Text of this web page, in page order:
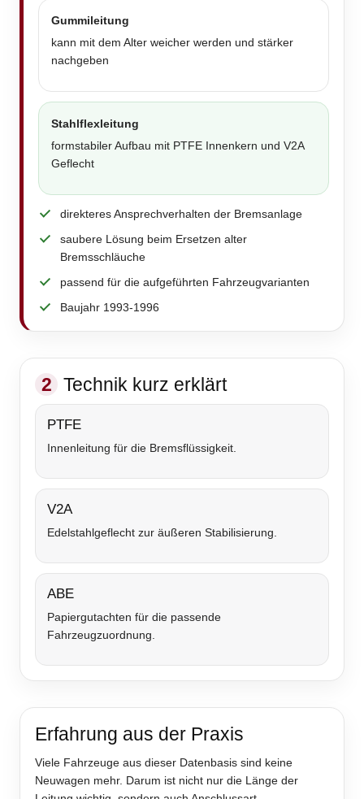
Gummileitung
kann mit dem Alter weicher werden und stärker
nachgeben
Stahlflexleitung
formstabiler Aufbau mit PTFE Innenkern und V2A
Geflecht
direkteres Ansprechverhalten der Bremsanlage
saubere Lösung beim Ersetzen alter
Bremsschläuche
passend für die aufgeführten Fahrzeugvarianten
Baujahr 1993-1996
2 Technik kurz erklärt
PTFE
Innenleitung für die Bremsflüssigkeit.
V2A
Edelstahlgeflecht zur äußeren Stabilisierung.
ABE
Papiergutachten für die passende
Fahrzeugzuordnung.
Erfahrung aus der Praxis
Viele Fahrzeuge aus dieser Datenbasis sind keine
Neuwagen mehr. Darum ist nicht nur die Länge der